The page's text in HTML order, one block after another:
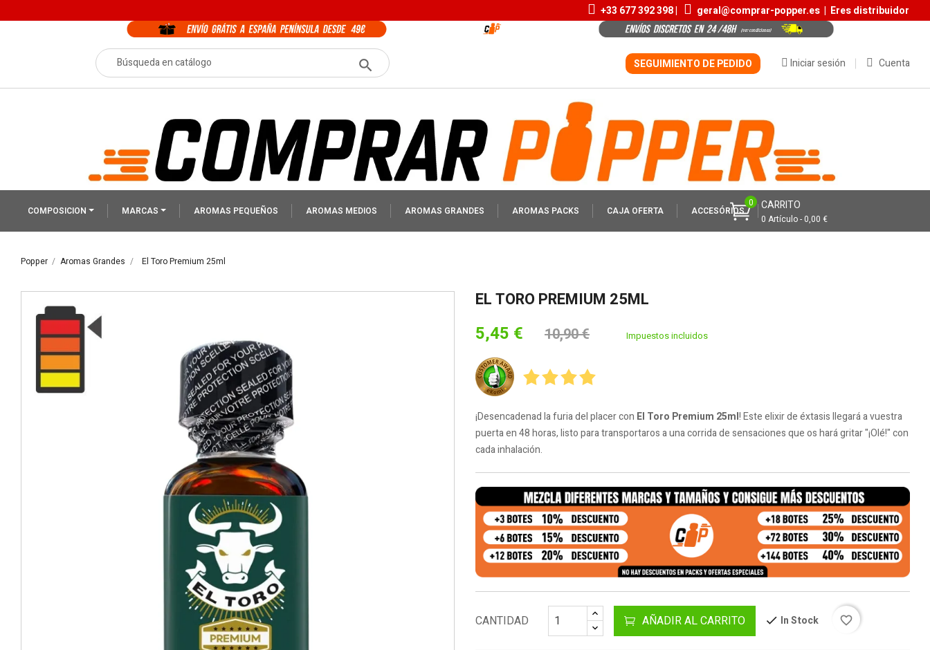
+33 677 392 398 | geral@comprar-popper.es | Eres distribuidor
Cuenta
Iniciar sesión
SEGUIMIENTO DE PEDIDO
CARRITO
0 Artículo - 0,00 €
0
COMPOSICION MARCAS AROMAS PEQUEÑOS AROMAS MEDIOS AROMAS GRANDES AROMAS PACKS CAJA OFERTA ACCESÓRIOS
Popper Aromas Grandes El Toro Premium 25ml
EL TORO PREMIUM 25ML
5,45 € 10,90 € Impuestos incluidos
¡Desencadenad la furia del placer con El Toro Premium 25ml! Este elixir de éxtasis llegará a vuestra
puerta en 48 horas, listo para transportaros a una corrida de sensaciones que os hará gritar "¡Olé!" con
cada inhalación.
CANTIDAD AÑADIR AL CARRITO In Stock favorite_border